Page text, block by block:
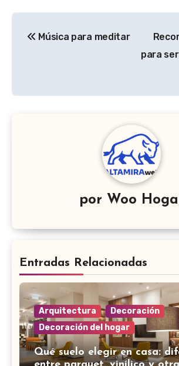
Música para meditar
para
por Woo
Entradas Relacionadas
Arquitectura
Decoración
Decoración del hogar
Qué suelo elegir en casa: